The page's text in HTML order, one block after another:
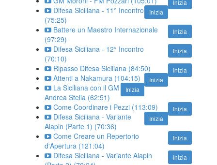
Inizia
Inizia
Difesa Siciliana - 11° Incontro
(75:25)
Inizia
Battere un Maestro Internazionale
(97:29)
Inizia
Difesa Siciliana - 12° Incontro
(70:10)
Inizia
Ripasso Difesa Siciliana (84:50)
Inizia
Attenti a Nakamura (104:15)
Inizia
La Siciliana con il GM
Andrea Stella (62:51)
Inizia
Come Coordinare i Pezzi (113:09)
Inizia
Difesa Siciliana - Variante
Alapin (Parte 1) (70:36)
Inizia
Come Creare un Repertorio
d'Apertura (121:04)
Inizia
Difesa Siciliana - Variante Alapin